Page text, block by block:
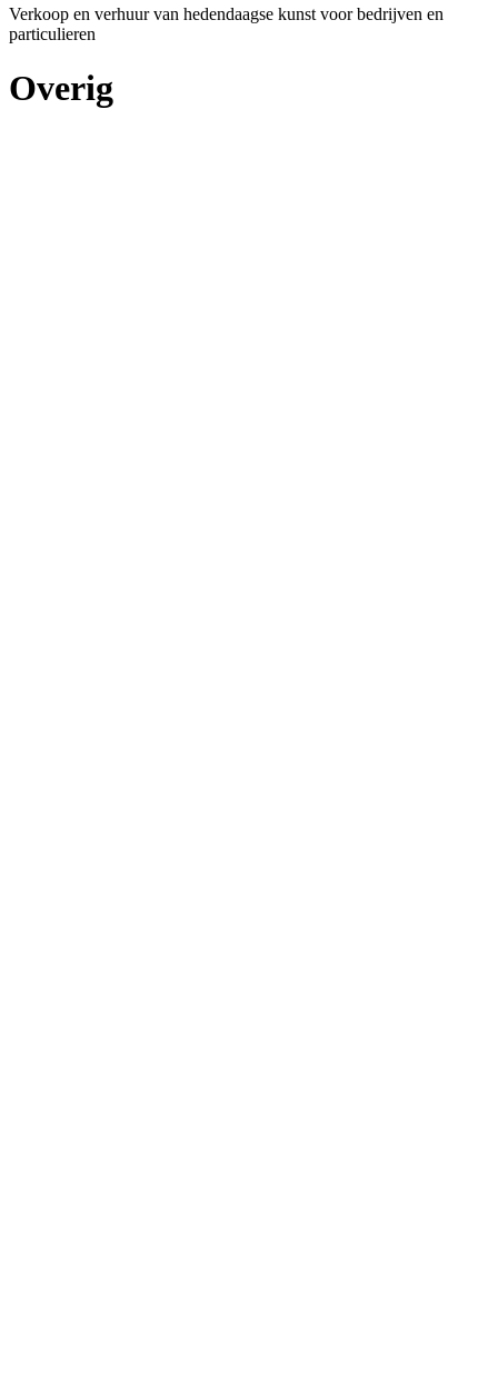
Verkoop en verhuur van hedendaagse kunst voor bedrijven en
particulieren
Overig